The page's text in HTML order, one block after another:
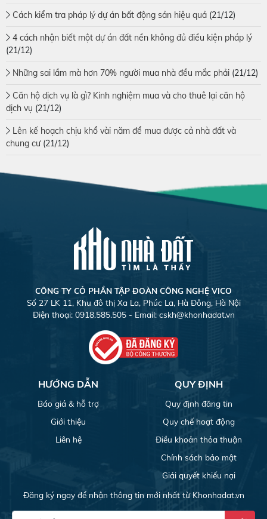
Cách kiểm tra pháp lý dự án bất động sản hiệu quả (21/12)
4 cách nhận biết một dự án đất nền không đủ điều kiện pháp lý
(21/12)
Những sai lầm mà hơn 70% người mua nhà đều mắc phải (21/12)
Căn hộ dịch vụ là gì? Kinh nghiệm mua và cho thuê lại căn hộ
dịch vụ (21/12)
Lên kế hoạch chịu khổ vài năm để mua được cả nhà đất và
chung cư(21/12)
CÔNG TY CỎ PHẦN TẬP ĐOÀN CÔNG NGHỆ VICO
Số 27 LK 11, Khu đô thị Xa La, Phúc La, Hà Đông, Hà Nội
Điện thoại: 0918.585.505 - Email: cskh@khonhadat.vn
HƯỚNG DẪN
Báo giá & hỗ trợ
Giới thiệu
Liên hệ
QUY ĐỊNH
Quy định đăng tin
Quy chế hoạt động
Điều khoản thỏa thuận
Chính sách bảo mật
Giải quyết khiếu nại
Đăng ký ngay để nhận thông tin mới nhất từ Khonhadat.vn